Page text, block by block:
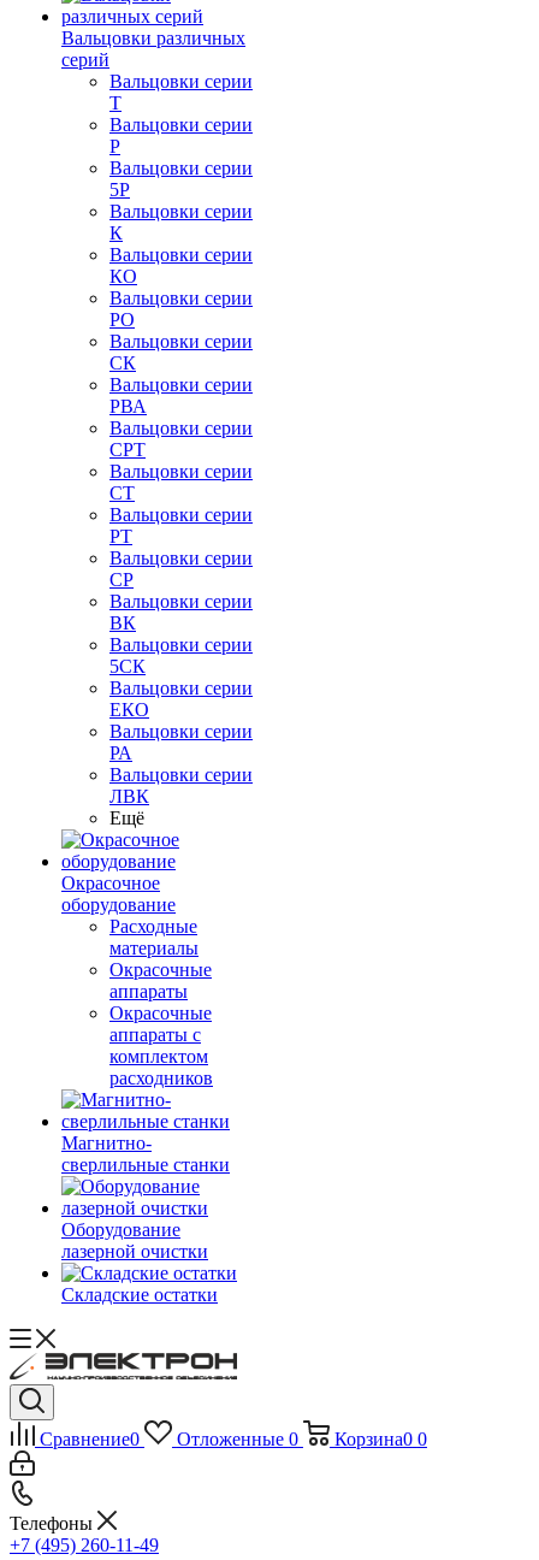
Вальцовки различных
серий
Вальцовки серии
Т
Вальцовки серии
Р
Вальцовки серии
5Р
Вальцовки серии
К
Вальцовки серии
КО
Вальцовки серии
РО
Вальцовки серии
СК
Вальцовки серии
РВА
Вальцовки серии
СРТ
Вальцовки серии
СТ
Вальцовки серии
РТ
Вальцовки серии
СР
Вальцовки серии
ВК
Вальцовки серии
5СК
Вальцовки серии
ЕКО
Вальцовки серии
РА
Вальцовки серии
ЛВК
Ещё
Окрасочное
оборудование
Расходные
материалы
Окрасочные
аппараты
Окрасочные
аппараты с
комплектом
расходников
Магнитно-
сверлильные станки
Оборудование
лазерной очистки
Складские остатки
Сравнение0 Отложенные 0 Корзина0 0
Телефоны
+7 (495) 260-11-49